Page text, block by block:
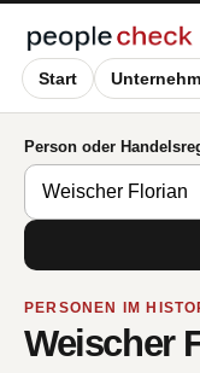
Start
Person oder
PERSONEN IM
Weischer